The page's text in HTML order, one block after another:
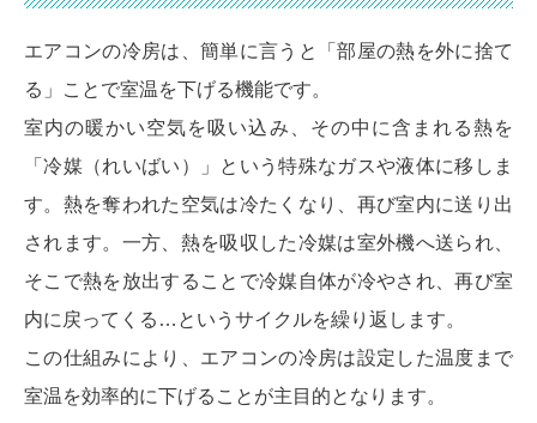
エアコンの冷房は、簡単に言うと「部屋の熱を外に捨て
る」ことで室温を下げる機能です。
室内の暖かい空気を吸い込み、その中に含まれる熱を
「冷媒（れいばい）」という特殊なガスや液体に移しま
す。熱を奪われた空気は冷たくなり、再び室内に送り出
されます。一方、熱を吸収した冷媒は室外機へ送られ、
そこで熱を放出することで冷媒自体が冷やされ、再び室
内に戻ってくる…というサイクルを繰り返します。
この仕組みにより、エアコンの冷房は設定した温度まで
室温を効率的に下げることが主目的となります。